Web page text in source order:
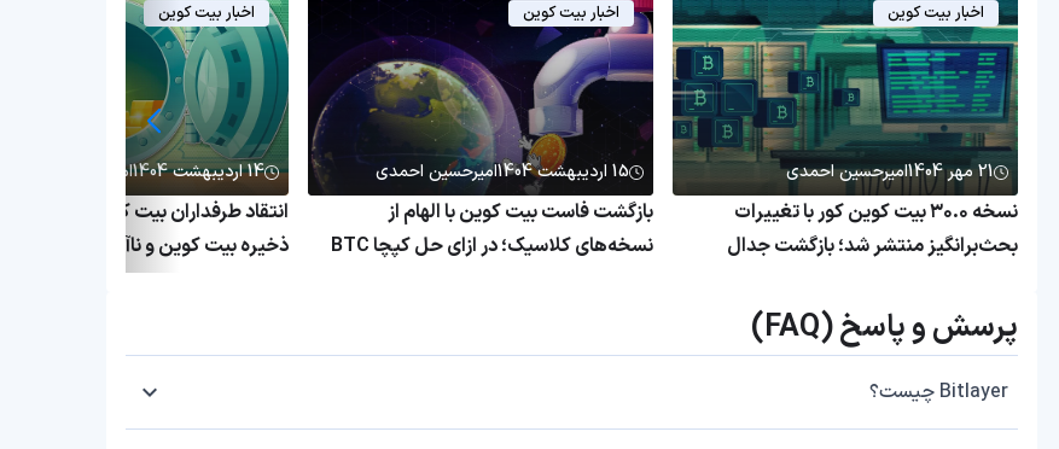
اخبار بیت کوین
21 مهر 1404 امیرحسین احمدی
نسخه ۳۰.۰ بیت کوین کور با تغییرات
بحث‌برانگیز منتشر شد؛ بازگشت جدال
اخبار بیت کوین
15 اردیبهشت 1404 امیرحسین احمدی
بازگشت فاست بیت کوین با الهام از
نسخه‌های کلاسیک؛ در ازای حل کپچا BTC
اخبار بیت کوین
14 اردیبهشت 1404 امیرحسین احمدی
انتقاد طرفداران بیت کوین از وتو
ذخیره بیت کوین و ناآگاهی فرماندار
پرسش و پاسخ (FAQ)
Bitlayer چیست؟